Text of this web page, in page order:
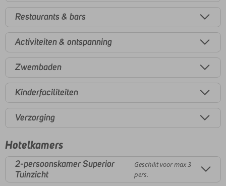
Restaurants & bars
Activiteiten & ontspanning
Zwembaden
Kinderfaciliteiten
Verzorging
Hotelkamers
2-persoonskamer Superior
Tuinzicht
Geschikt voor max 3
pers.